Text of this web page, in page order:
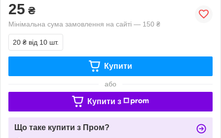
25 ₴
Мінімальна сума замовлення на сайті — 150 ₴
20 ₴ від 10 шт.
Купити
або
Купити з
Що таке купити з Пром?